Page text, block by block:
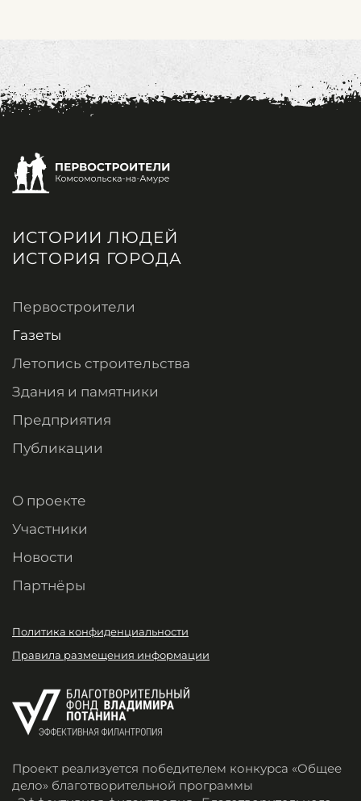
ИСТОРИИ ЛЮДЕЙ
ИСТОРИЯ ГОРОДА
Первостроители
Газеты
Летопись строительства
Здания и памятники
Предприятия
Публикации
О проекте
Участники
Новости
Партнёры
Политика конфиденциальности
Правила размещения информации
Проект реализуется победителем конкурса «Общее
дело» благотворительной программы